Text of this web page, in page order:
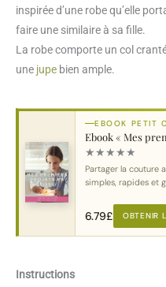
inspirée d’une robe qu’elle
faire une similaire à sa fille.
La robe comporte un col
une jupe bien ample.
EBOOK PETIT
Ebook « Mes
★★★★★
Partager la couture
simples, rapides et
6.79£ OBTENIR
Instructions